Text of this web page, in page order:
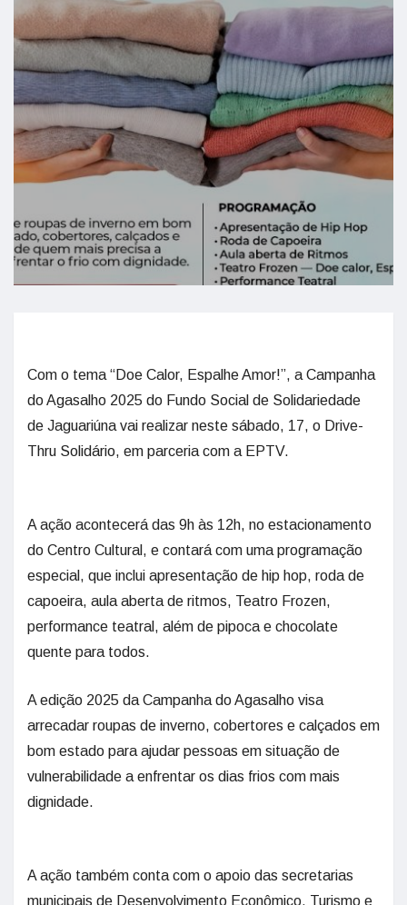
Com o tema “Doe Calor, Espalhe Amor!”, a Campanha
do Agasalho 2025 do Fundo Social de Solidariedade
de Jaguariúna vai realizar neste sábado, 17, o Drive-
Thru Solidário, em parceria com a EPTV.
A ação acontecerá das 9h às 12h, no estacionamento
do Centro Cultural, e contará com uma programação
especial, que inclui apresentação de hip hop, roda de
capoeira, aula aberta de ritmos, Teatro Frozen,
performance teatral, além de pipoca e chocolate
quente para todos.
A edição 2025 da Campanha do Agasalho visa
arrecadar roupas de inverno, cobertores e calçados em
bom estado para ajudar pessoas em situação de
vulnerabilidade a enfrentar os dias frios com mais
dignidade.
A ação também conta com o apoio das secretarias
municipais de Desenvolvimento Econômico, Turismo e